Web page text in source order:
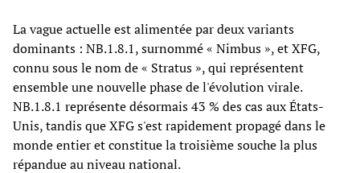
La vague actuelle est alimentée par deux variants
dominants : NB.1.8.1, surnommé « Nimbus », et XFG,
connu sous le nom de « Stratus », qui représentent
ensemble une nouvelle phase de l'évolution virale.
NB.1.8.1 représente désormais 43 % des cas aux États-
Unis, tandis que XFG s'est rapidement propagé dans le
monde entier et constitue la troisième souche la plus
répandue au niveau national.